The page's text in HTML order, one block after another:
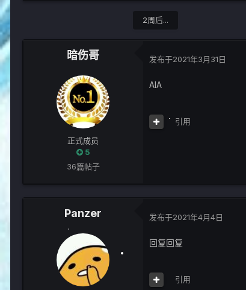
2周后...
暗伤哥
正式成员
5
36篇帖子
发布于2021年3月31日
AIA
引用
Panzer 发布于2021年4月4日
回复回复
引用